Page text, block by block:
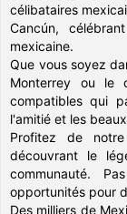
célibataires
Cancún,
mexicaine.
Que vous soyez
Monterrey ou le
compatibles qui
l'amitié et les
Profitez de
découvrant le
communauté.
opportunités pour
Des milliers de